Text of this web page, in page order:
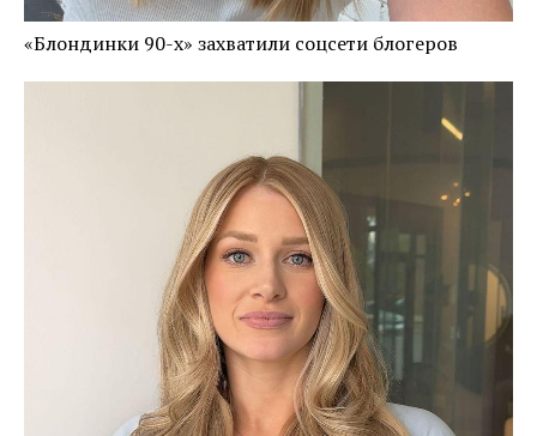
«Блондинки 90-х» захватили соцсети блогеров